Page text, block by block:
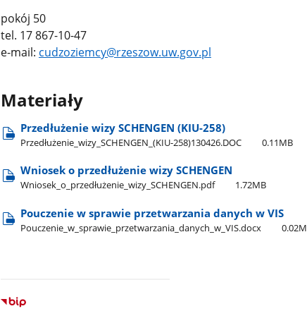
pokój 50
tel. 17 867-10-47
e-mail: cudzoziemcy@rzeszow.uw.gov.pl
Materiały
Przedłużenie wizy SCHENGEN (KIU-258)
Przedłużenie​_wizy​_SCHENGEN​_(KIU-258)130426.DOC 0.11MB
Wniosek o przedłużenie wizy SCHENGEN
Wniosek​_o​_przedłużenie​_wizy​_SCHENGEN.pdf 1.72MB
Pouczenie w sprawie przetwarzania danych w VIS
Pouczenie​_w​_sprawie​_przetwarzania​_danych​_w​_VIS.docx